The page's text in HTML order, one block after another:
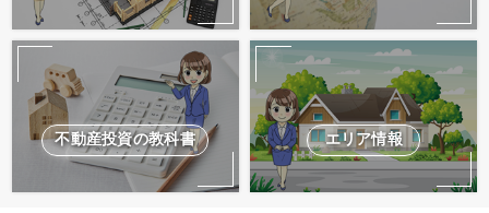
不動産投資の教科書 エリア情報